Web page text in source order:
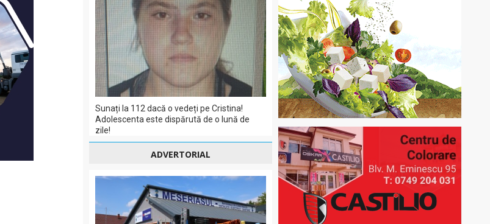
Sunați la 112 dacă o vedeți pe Cristina!
Adolescenta este dispărută de o lună de
zile!
ADVERTORIAL